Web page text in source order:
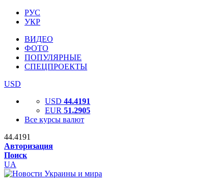
РУС
УКР
ВИДЕО
ФОТО
ПОПУЛЯРНЫЕ
СПЕЦПРОЕКТЫ
USD
USD 44.4191
EUR 51.2905
Все курсы валют
44.4191
Авторизация
Поиск
UA